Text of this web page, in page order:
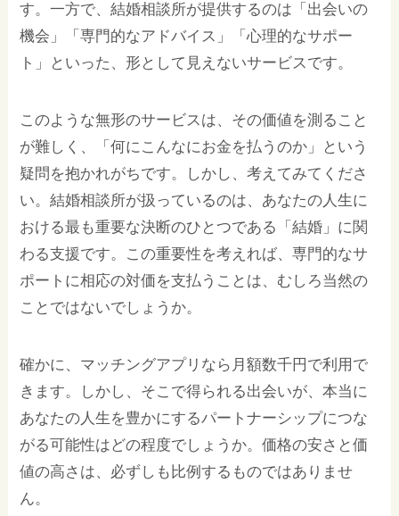
す。一方で、結婚相談所が提供するのは「出会いの
機会」「専門的なアドバイス」「心理的なサポー
ト」といった、形として見えないサービスです。
このような無形のサービスは、その価値を測ること
が難しく、「何にこんなにお金を払うのか」という
疑問を抱かれがちです。しかし、考えてみてくださ
い。結婚相談所が扱っているのは、あなたの人生に
おける最も重要な決断のひとつである「結婚」に関
わる支援です。この重要性を考えれば、専門的なサ
ポートに相応の対価を支払うことは、むしろ当然の
ことではないでしょうか。
確かに、マッチングアプリなら月額数千円で利用で
きます。しかし、そこで得られる出会いが、本当に
あなたの人生を豊かにするパートナーシップにつな
がる可能性はどの程度でしょうか。価格の安さと価
値の高さは、必ずしも比例するものではありませ
ん。